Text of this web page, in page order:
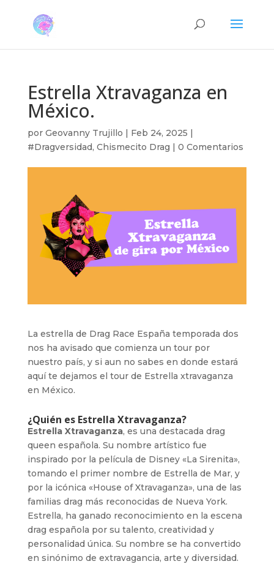
Estrella Xtravaganza en
México.
por Geovanny Trujillo | Feb 24, 2025 |
#Dragversidad, Chismecito Drag | 0 Comentarios
La estrella de Drag Race España temporada dos
nos ha avisado que comienza un tour por
nuestro país, y si aun no sabes en donde estará
aquí te dejamos el tour de Estrella xtravaganza
en México.
¿Quién es Estrella Xtravaganza?
Estrella Xtravaganza, es una destacada drag
queen española. Su nombre artístico fue
inspirado por la película de Disney «La Sirenita»,
tomando el primer nombre de Estrella de Mar, y
por la icónica «House of Xtravaganza», una de las
familias drag más reconocidas de Nueva York.
Estrella, ha ganado reconocimiento en la escena
drag española por su talento, creatividad y
personalidad única. Su nombre se ha convertido
en sinónimo de extravagancia, arte y diversidad.